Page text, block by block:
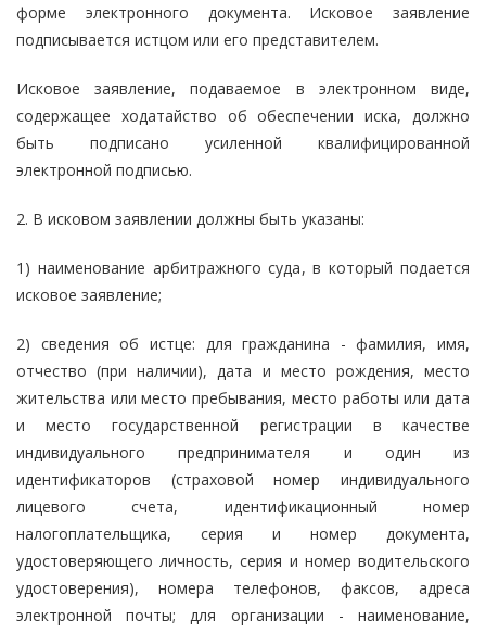
форме электронного документа. Исковое заявление
подписывается истцом или его представителем.
Исковое заявление, подаваемое в электронном виде,
содержащее ходатайство об обеспечении иска, должно
быть подписано усиленной квалифицированной
электронной подписью.
2. В исковом заявлении должны быть указаны:
1) наименование арбитражного суда, в который подается
исковое заявление;
2) сведения об истце: для гражданина - фамилия, имя,
отчество (при наличии), дата и место рождения, место
жительства или место пребывания, место работы или дата
и место государственной регистрации в качестве
индивидуального предпринимателя и один из
идентификаторов (страховой номер индивидуального
лицевого счета, идентификационный номер
налогоплательщика, серия и номер документа,
удостоверяющего личность, серия и номер водительского
удостоверения), номера телефонов, факсов, адреса
электронной почты; для организации - наименование,